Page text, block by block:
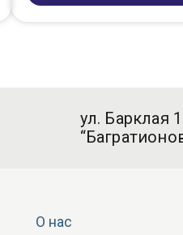
ул. Барклая
О нас